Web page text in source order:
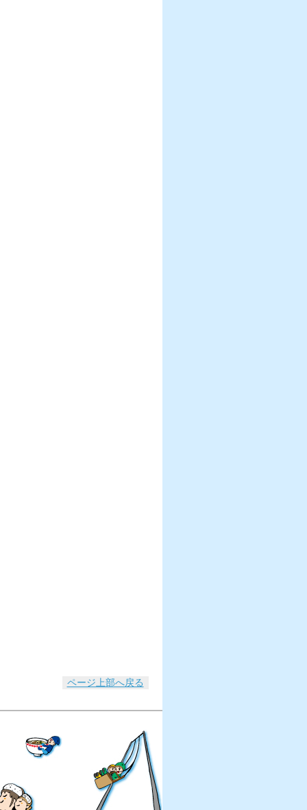
ページ上部へ戻る